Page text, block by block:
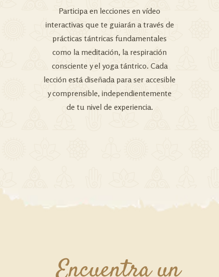
Participa en lecciones en vídeo
interactivas que te guiarán a través de
prácticas tántricas fundamentales
como la meditación, la respiración
consciente y el yoga tántrico. Cada
lección está diseñada para ser accesible
y comprensible, independientemente
de tu nivel de experiencia.